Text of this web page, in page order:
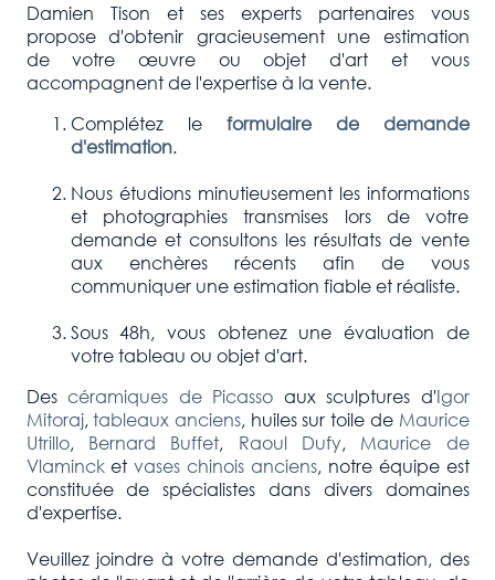
Damien Tison et ses experts partenaires vous
propose d'obtenir gracieusement une estimation
de votre œuvre ou objet d'art et vous
accompagnent de l'expertise à la vente.
Complétez le formulaire de demande
d'estimation.
Nous étudions minutieusement les informations
et photographies transmises lors de votre
demande et consultons les résultats de vente
aux enchères récents afin de vous
communiquer une estimation fiable et réaliste.
Sous 48h, vous obtenez une évaluation de
votre tableau ou objet d'art.
Des céramiques de Picasso aux sculptures d'Igor
Mitoraj,tableaux anciens, huiles sur toile de Maurice
Utrillo, Bernard Buffet, Raoul Dufy, Maurice de
Vlamincketvases chinois anciens, notre équipe est
constituée de spécialistes dans divers domaines
d'expertise.
Veuillez joindre à votre demande d'estimation, des